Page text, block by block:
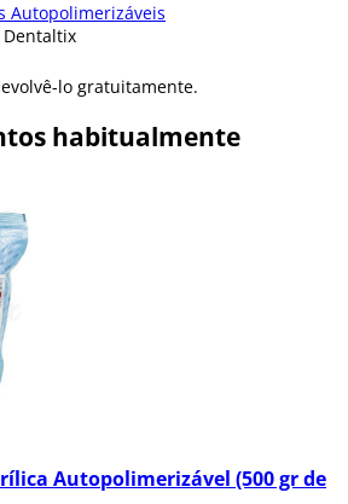
Autopolimerizáveis
lo gratuitamente.
habitualmente
Autopolimerizável (500 gr de